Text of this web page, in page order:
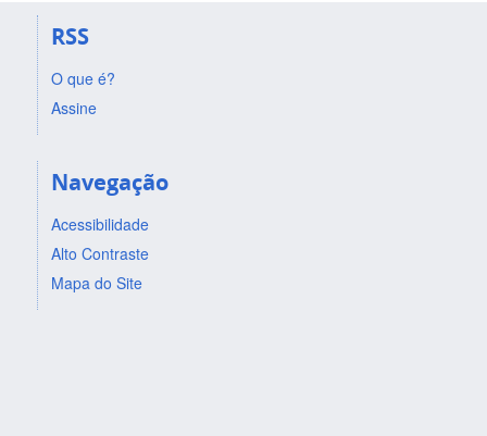
RSS
O que é?
Assine
Navegação
Acessibilidade
Alto Contraste
Mapa do Site